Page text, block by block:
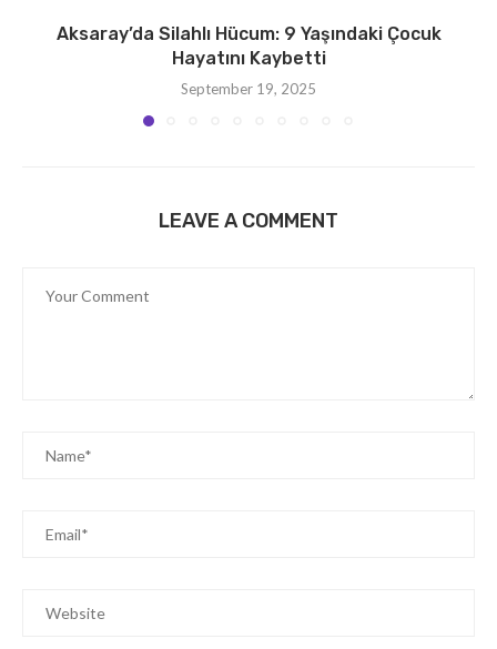
Aksaray’da Silahlı Hücum: 9 Yaşındaki Çocuk
Hayatını Kaybetti
September 19, 2025
LEAVE A COMMENT